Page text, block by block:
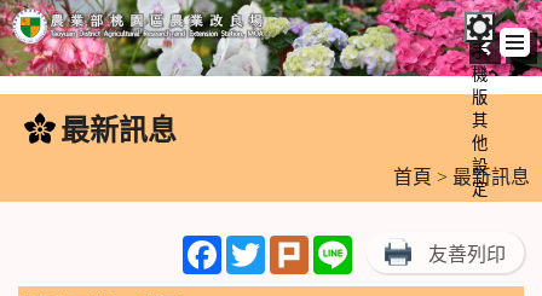
跳
內
手
機
版
其
他
設
定
最新訊息
首頁 > 最新訊息
FacebookTwitterPlurk Line 友善列印